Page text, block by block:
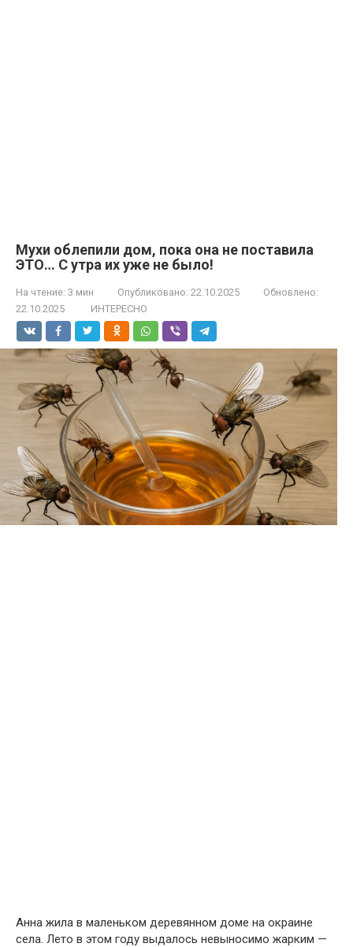
Мухи облепили дом, пока она не поставила
ЭТО… С утра их уже не было!
На чтение: 3 мин Опубликовано: 22.10.2025
Обновлено:
22.10.2025
ИНТЕРЕСНО
Анна жила в маленьком деревянном доме на окраине
села. Лето в этом году выдалось невыносимо жарким —